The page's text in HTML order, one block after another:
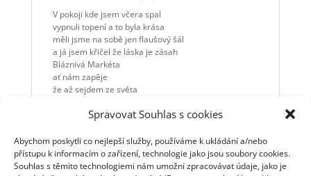
Spravovat Souhlas s cookies
Abychom poskytli co nejlepší služby, používáme k ukládání a/nebo
přístupu k informacím o zařízení, technologie jako jsou soubory cookies.
Souhlas s těmito technologiemi nám umožní zpracovávat údaje, jako je
V pokoji kde jsem včera spal
vypnuli topení a to byla krása
měli jsme na sobě jen flaušový šál
a já jsem křičel že láska je zásah
Bláznivá Markéta
ať nám zapěje
že až sejdem ze světa
nic se neděje
ať nám zapěje
že až sejdem ze světa
čáry máry fuk